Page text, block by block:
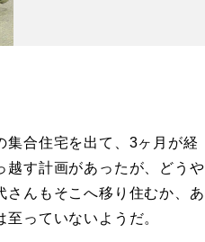
合住宅を出て、3ヶ月が経
越す計画があったが、どうや
さんもそこへ移り住むか、あ
っていないようだ。